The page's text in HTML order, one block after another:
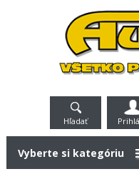
Hľadať
Vyberte si kategóriu